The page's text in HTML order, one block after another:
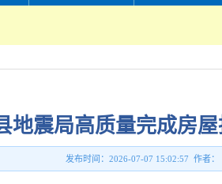
地震局高质量完成房
发布时间：2026-07-07 15:02:57 作者